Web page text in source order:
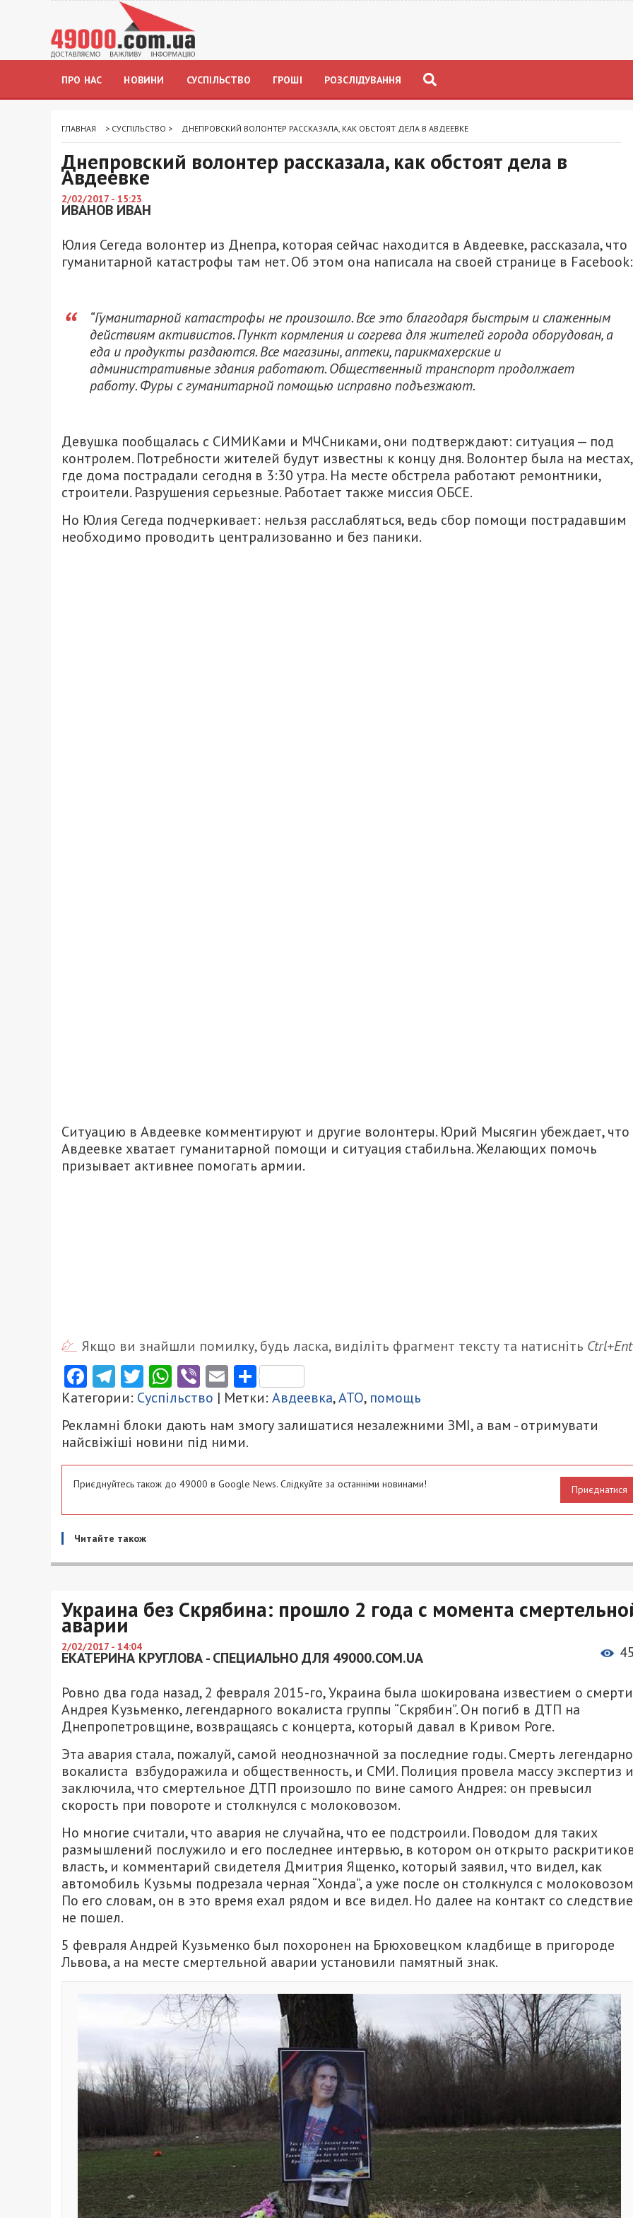
ПРО НАС НОВИНИ СУСПІЛЬСТВО ГРОШІ РОЗСЛІДУВАННЯ
ГЛАВНАЯ > СУСПІЛЬСТВО > ДНЕПРОВСКИЙ ВОЛОНТЕР РАССКАЗАЛА, КАК ОБСТОЯТ ДЕЛА В АВДЕЕВКЕ
Днепровский волонтер рассказала, как обстоят дела в
Авдеевке
2/02/2017 - 15:23
ИВАНОВ ИВАН
Юлия Сегеда волонтер из Днепра, которая сейчас находится в Авдеевке, рассказала, что
гуманитарной катастрофы там нет. Об этом она написала на своей странице в Facebook:
“Гуманитарной катастрофы не произошло. Все это благодаря быстрым и слаженным
действиям активистов. Пункт кормления и согрева для жителей города оборудован, а
еда и продукты раздаются. Все магазины, аптеки, парикмахерские и
административные здания работают. Общественный транспорт продолжает
работу. Фуры с гуманитарной помощью исправно подъезжают.
Девушка пообщалась с СИМИКами и МЧСниками, они подтверждают: ситуация — под
контролем. Потребности жителей будут известны к концу дня. Волонтер была на местах,
где дома пострадали сегодня в 3:30 утра. На месте обстрела работают ремонтники,
строители. Разрушения серьезные. Работает также миссия ОБСЕ.
Но Юлия Сегеда подчеркивает: нельзя расслабляться, ведь сбор помощи пострадавшим
необходимо проводить централизованно и без паники.
Ситуацию в Авдеевке комментируют и другие волонтеры. Юрий Мысягин убеждает, что
Авдеевке хватает гуманитарной помощи и ситуация стабильна. Желающих помочь
призывает активнее помогать армии.
Якщо ви знайшли помилку, будь ласка, виділіть фрагмент тексту та натисніть
Facebook
Telegram
Twitter
WhatsApp
ViberEmailПоділитися
Категории: Суспільство | Метки: Авдеевка,АТО, помощь
Рекламні блоки дають нам змогу залишатися незалежними ЗМІ, а вам - отримувати
найсвіжіші новини під ними.
Приєднуйтесь також до 49000 в Google News. Слідкуйте за останніми новинами! Приєднатися
Читайте також
Украина без Скрябина: прошло 2 года с момента
аварии
2/02/2017 - 14:04
ЕКАТЕРИНА КРУГЛОВА - СПЕЦИАЛЬНО ДЛЯ 49000.COM.UA
Ровно два года назад, 2 февраля 2015-го, Украина была шокирована известием о смерти
Андрея Кузьменко, легендарного вокалиста группы “Скрябин”. Он погиб в ДТП на
Днепропетровщине, возвращаясь с концерта, который давал в Кривом Роге.
Эта авария стала, пожалуй, самой неоднозначной за последние годы. Смерть
вокалиста взбудоражила и общественность, и СМИ. Полиция провела массу экспертиз и
заключила, что смертельное ДТП произошло по вине самого Андрея: он превысил
скорость при повороте и столкнулся с молоковозом.
Но многие считали, что авария не случайна, что ее подстроили. Поводом для таких
размышлений послужило и его последнее интервью, в котором он открыто
власть, и комментарий свидетеля Дмитрия Ященко, который заявил, что видел, как
автомобиль Кузьмы подрезала черная “Хонда”, а уже после он столкнулся с
По его словам, он в это время ехал рядом и все видел. Но далее на контакт со
не пошел.
5 февраля Андрей Кузьменко был похоронен на Брюховецком кладбище в пригороде
Львова, а на месте смертельной аварии установили памятный знак.